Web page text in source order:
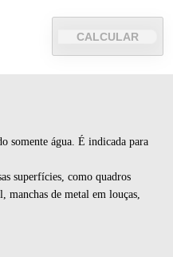
CALCULAR
somente água. É indicada para
superfícies, como quadros
manchas de metal em louças,